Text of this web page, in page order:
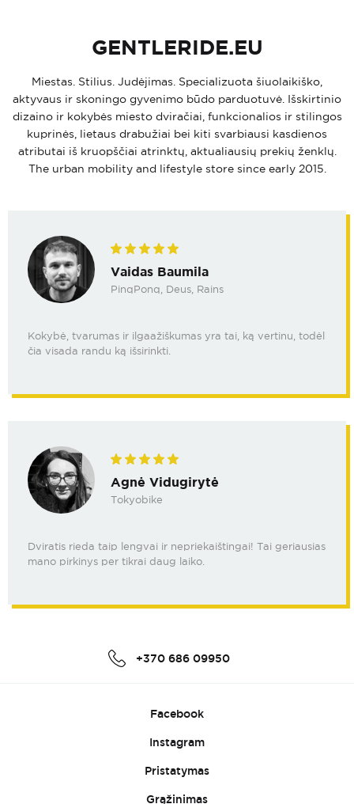
GENTLERIDE.EU
Miestas. Stilius. Judėjimas. Specializuota šiuolaikiško,
aktyvaus ir skoningo gyvenimo būdo parduotuvė. Išskirtinio
dizaino ir kokybės miesto dviračiai, funkcionalios ir stilingos
kuprinės, lietaus drabužiai bei kiti svarbiausi kasdienos
atributai iš kruopščiai atrinktų, aktualiausių prekių ženklų.
The urban mobility and lifestyle store since early 2015.
Vaidas Baumila
PinqPonq, Deus, Rains
Kokybė, tvarumas ir ilgaažiškumas yra tai, ką vertinu, todėl
čia visada randu ką išsirinkti.
Agnė Vidugirytė
Tokyobike
Dviratis rieda taip lengvai ir nepriekaištingai! Tai geriausias
mano pirkinys per tikrai daug laiko.
+370 686 09950
Facebook
Instagram
Pristatymas
Grąžinimas